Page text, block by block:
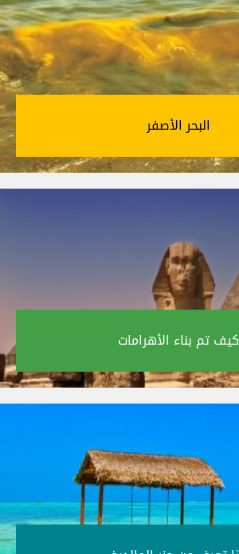
البحر الأصفر‎
كيف تم بناء الأهرامات‎